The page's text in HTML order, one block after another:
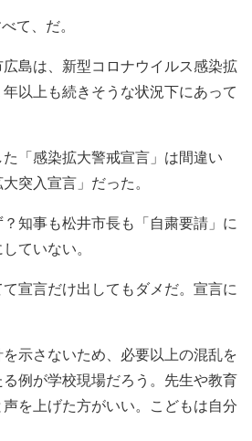
て、だ。
島は、新型コロナウイルス感染拡
以上も続きそうな状況下にあって
「感染拡大警戒宣言」は間違い
突入宣言」だった。
知事も松井市長も「自粛要請」に
ていない。
宣言だけ出してもダメだ。宣言に
示さないため、必要以上の混乱を
例が学校現場だろう。先生や教育
を上げた方がいい。こどもは自分